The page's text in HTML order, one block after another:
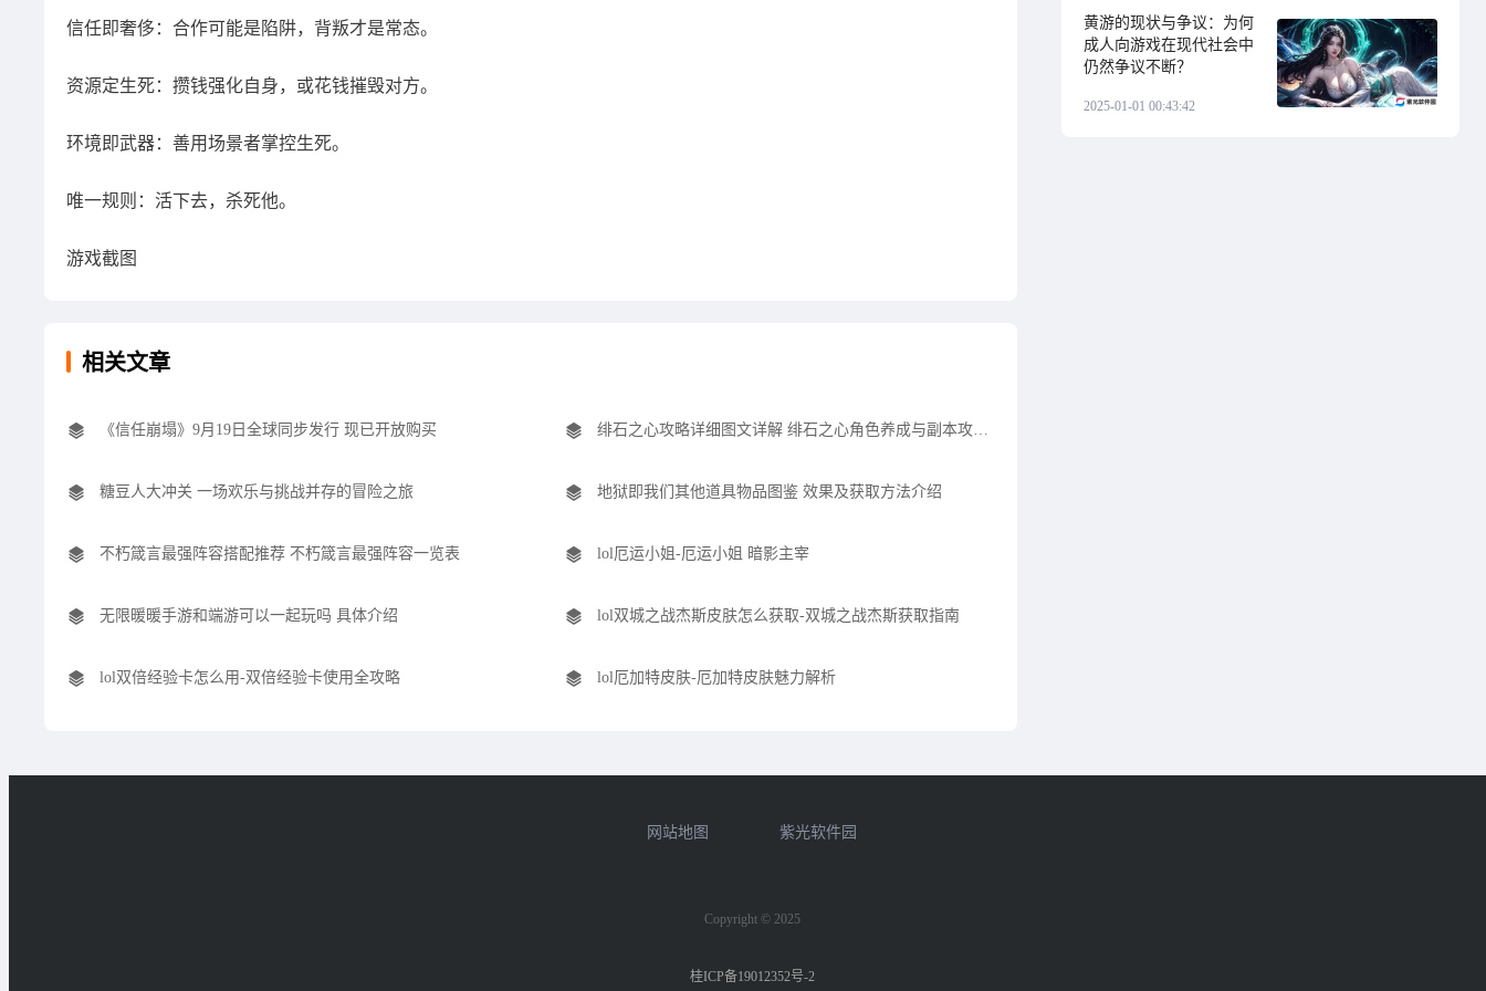
信任即奢侈：合作可能是陷阱，背叛才是常态。
资源定生死：攒钱强化自身，或花钱摧毁对方。
环境即武器：善用场景者掌控生死。
唯一规则：活下去，杀死他。
游戏截图
相关文章
《信任崩塌》9月19日全球同步发行 现已开放购买 绯石之心攻略详细图文详解 绯石之心角色养成与副本攻略详解
糖豆人大冲关 一场欢乐与挑战并存的冒险之旅 地狱即我们其他道具物品图鉴 效果及获取方法介绍
不朽箴言最强阵容搭配推荐 不朽箴言最强阵容一览表 lol厄运小姐-厄运小姐 暗影主宰
无限暖暖手游和端游可以一起玩吗 具体介绍 lol双城之战杰斯皮肤怎么获取-双城之战杰斯获取指南
lol双倍经验卡怎么用-双倍经验卡使用全攻略 lol厄加特皮肤-厄加特皮肤魅力解析
黄游的现状与争议：为何
成人向游戏在现代社会中
仍然争议不断？
2025-01-01 00:43:42
网站地图 紫光软件园
Copyright © 2025
桂ICP备19012352号-2